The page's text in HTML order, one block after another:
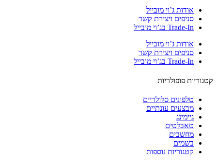
אודות ג’וי מובייל
סניפים ויצירת קשר
Trade-In בג’וי מובייל
אודות ג’וי מובייל
סניפים ויצירת קשר
Trade-In בג’וי מובייל
פופולריות
טלפונים סלולריים
מבצעים עונתיים
גיימינג
טאבלטים
מחשבים
בשמים
קטגוריות נוספות